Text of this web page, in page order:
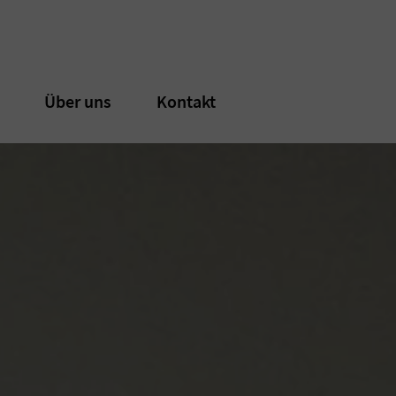
Über uns Kontakt
Über uns Kontakt